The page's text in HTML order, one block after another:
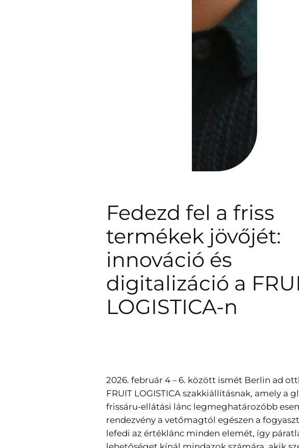
Fedezd fel a friss
termékek jövőjét:
innováció és
digitalizáció a
LOGISTICA-n
2026. február 4 –6. között ismét Berlin ad
FRUIT LOGISTICA szakkiállításnak, amely a
frissáru-ellátási lánc legmeghatározóbb
rendezvény a vetőmagtól egészen a
lefedi az értéklánc minden elemét, így